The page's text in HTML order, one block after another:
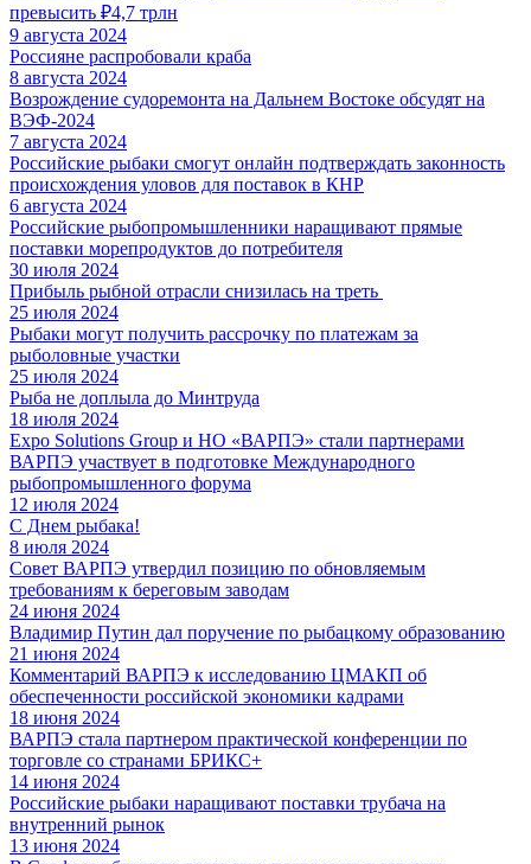
превысить ₽4,7 трлн
9 августа 2024
Россияне распробовали краба
8 августа 2024
Возрождение судоремонта на Дальнем Востоке обсудят на
ВЭФ-2024
7 августа 2024
Российские рыбаки смогут онлайн подтверждать законность
происхождения уловов для поставок в КНР
6 августа 2024
Российские рыбопромышленники наращивают прямые
поставки морепродуктов до потребителя
30 июля 2024
Прибыль рыбной отрасли снизилась на треть
25 июля 2024
Рыбаки могут получить рассрочку по платежам за
рыболовные участки
25 июля 2024
Рыба не доплыла до Минтруда
18 июля 2024
Expo Solutions Group и НО «ВАРПЭ» стали партнерами
ВАРПЭ участвует в подготовке Международного
рыбопромышленного форума
12 июля 2024
С Днем рыбака!
8 июля 2024
Совет ВАРПЭ утвердил позицию по обновляемым
требованиям к береговым заводам
24 июня 2024
Владимир Путин дал поручение по рыбацкому образованию
21 июня 2024
Комментарий ВАРПЭ к исследованию ЦМАКП об
обеспеченности российской экономики кадрами
18 июня 2024
ВАРПЭ стала партнером практической конференции по
торговле со странами БРИКС+
14 июня 2024
Российские рыбаки наращивают поставки трубача на
внутренний рынок
13 июня 2024